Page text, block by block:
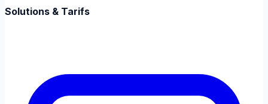
Solutions & Tarifs